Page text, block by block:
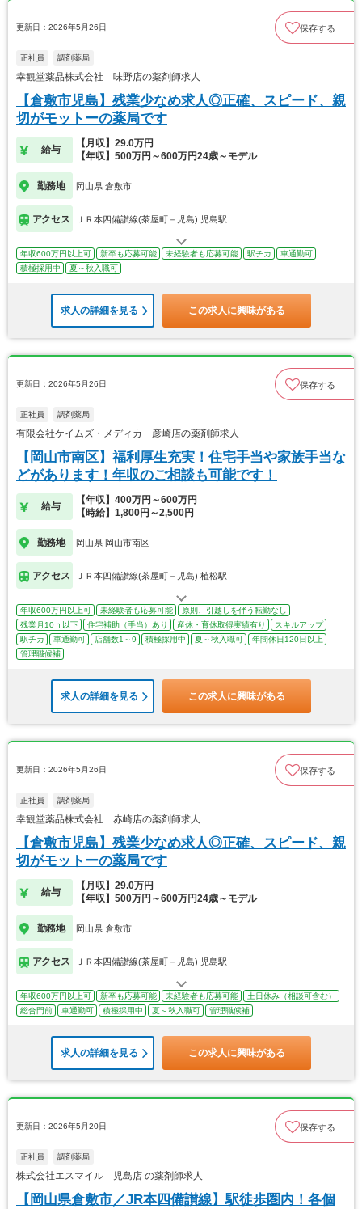
更新日：2026年5月26日 保存する
正社員 調剤薬局
幸観堂薬品株式会社 味野店の薬剤師求人
【倉敷市児島】残業少なめ求人◎正確、スピード、親
切がモットーの薬局です
給与
【月収】29.0万円
【年収】500万円～600万円24歳～モデル
勤務地 岡山県 倉敷市
アクセス ＪＲ本四備讃線(茶屋町－児島) 児島駅
年収600万円以上可 新卒も応募可能 未経験者も応募可能 駅チカ
車通勤可
積極採用中
夏～秋入職可
求人の詳細を見る この求人に興味がある
更新日：2026年5月26日 保存する
正社員 調剤薬局
有限会社ケイムズ・メディカ 彦崎店の薬剤師求人
【岡山市南区】福利厚生充実！住宅手当や家族手当な
どがあります！年収のご相談も可能です！
給与
【年収】400万円～600万円
【時給】1,800円～2,500円
勤務地 岡山県 岡山市南区
アクセス ＪＲ本四備讃線(茶屋町－児島) 植松駅
年収600万円以上可 未経験者も応募可能
原則、引越しを伴う転勤なし
残業月10ｈ以下
住宅補助（手当）あり 産休・育休取得実績有り
スキルアップ
駅チカ
車通勤可 店舗数1～9 積極採用中 夏～秋入職可
年間休日120日以上
管理職候補
求人の詳細を見る この求人に興味がある
更新日：2026年5月26日 保存する
正社員 調剤薬局
幸観堂薬品株式会社 赤崎店の薬剤師求人
【倉敷市児島】残業少なめ求人◎正確、スピード、親
切がモットーの薬局です
給与
【月収】29.0万円
【年収】500万円～600万円24歳～モデル
勤務地 岡山県 倉敷市
アクセス ＪＲ本四備讃線(茶屋町－児島) 児島駅
年収600万円以上可 新卒も応募可能 未経験者も応募可能
土日休み（相談可含む）
総合門前
車通勤可 積極採用中 夏～秋入職可 管理職候補
求人の詳細を見る この求人に興味がある
更新日：2026年5月20日 保存する
正社員 調剤薬局
株式会社エスマイル 児島店 の薬剤師求人
【岡山県倉敷市／JR本四備讃線】駅徒歩圏内！各個